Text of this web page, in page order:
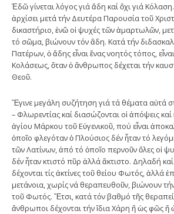
Ἐδῶ γίνεται λόγος γιά ἅδη καί ὄχι γιά
ἀρχίσει μετά τήν Δευτέρα Παρουσία τοῦ
δικαστήριο, ἐνῶ οἱ ψυχές τῶν ἁμαρτωλῶν,
τό σῶμα, βιώνουν τόν ἅδη. Κατά τήν
Πατέρων, ὁ ἅδης εἶναι ἕνας νοητός τόπος,
Κολάσεως, ὅταν ὁ ἄνθρωπος δέχεται τήν
Θεοῦ.
Ἔγινε μεγάλη συζήτηση γιά τά θέματα αὐτά
– Φλωρεντίας καί διασώζονται οἱ ἀπόψεις
ἁγίου Μάρκου τοῦ Εὐγενικοῦ, πού εἶναι
ὁποῖο φλεγόταν ὁ Πλούσιος δέν ἦταν τό
τῶν Λατίνων, ἀπό τό ὁποῖο περνοῦν ὅλες οἱ
δέν ἦταν κτιστό πῦρ ἀλλά ἄκτιστο. Δηλαδή
δέχονται τίς ἀκτίνες τοῦ θείου Φωτός, ἀλλά
μετάνοια, χωρίς νά θεραπευθοῦν, βιώνουν
τοῦ Φωτός. Ἔτσι, κατά τόν βαθμό τῆς
ἄνθρωποι δέχονται τήν ἴδια Χάρη ἤ ὡς φῶς ἤ